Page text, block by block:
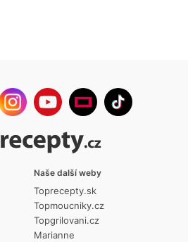
Naše další weby
Toprecepty.sk
Topmoucniky.cz
Topgrilovani.cz
Marianne